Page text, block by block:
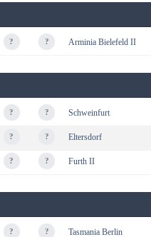
Arminia Bielefeld II
?
?
Schweinfurt
?
?
Eltersdorf
?
?
Furth II
?
?
Tasmania Berlin
?
?